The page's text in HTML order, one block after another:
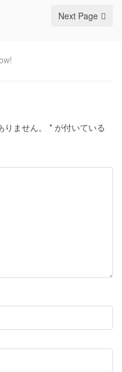
Next Page
ません。 * が付いている